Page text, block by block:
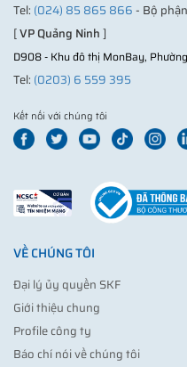
Tel: (024) 85 865 866- Bộ
[VP Quảng Ninh]
D908 - Khu đô thị MonBay,
Tel: (0203) 6 559 395
Kết nối với chúng tôi
VỀ CHÚNG TÔI
Đại lý ủy quyền SKF
Giới thiệu chung
Profile công ty
Báo chí nói về chúng tôi